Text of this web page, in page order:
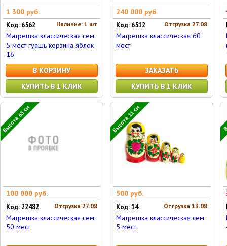
1 300 руб.
Наличие: 1 шт
Код: 6562
Матрешка классическая сем.
5 мест гуашь корзина яблок
16
В КОРЗИНУ
КУПИТЬ В 1 КЛИК
240 000 руб.
Отгрузка 27.08
Код: 6512
Матрешка классическая 60
мест
ЗАКАЗАТЬ
КУПИТЬ В 1 КЛИК
Высота 65 см
100 000 руб.
Отгрузка 27.08
Код: 22482
Матрешка классическая сем.
50 мест
Высота 11 см
500 руб.
Отгрузка 13.08
Код: 14
Матрешка классическая сем.
5 мест